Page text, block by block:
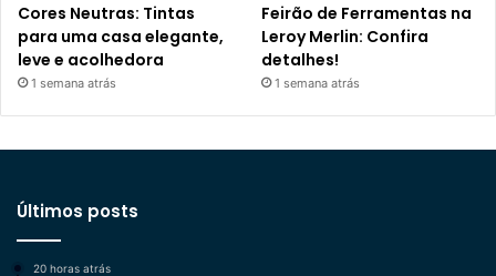
Cores Neutras: Tintas
para uma casa elegante,
leve e acolhedora
1 semana atrás
Feirão de Ferramentas na
Leroy Merlin: Confira
detalhes!
1 semana atrás
Últimos posts
20 horas atrás